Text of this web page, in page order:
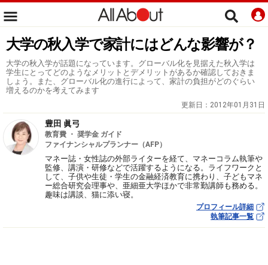
大学の秋入学で家計にはどんな影響が？
大学の秋入学が話題になっています。グローバル化を見据えた秋入学は
学生にとってどのようなメリットとデメリットがあるか確認しておきま
しょう。また、グローバル化の進行によって、家計の負担がどのぐらい
増えるのかを考えてみます
更新日： 2012年01月31日
豊田 眞弓
教育費 ・ 奨学金 ガイド
ファイナンシャルプランナー（AFP）
マネー誌・女性誌の外部ライターを経て、マネーコラム執筆や
監修、講演・研修などで活躍するようになる。ライフワークと
して、子供や生徒・学生の金融経済教育に携わり、子どもマネ
ー総合研究会理事や、亜細亜大学ほかで非常勤講師も務める。
趣味は講談、猫に添い寝。
プロフィール詳細
執筆記事一覧